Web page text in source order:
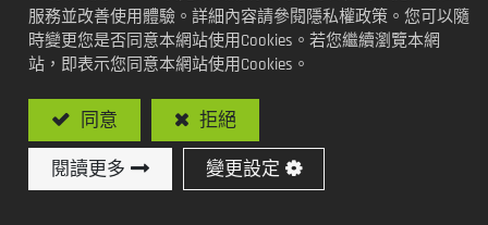
軸封鋼圈裝入及高度檢測專用機
型號: SY-PVS109 / 軸封鋼圈裝入及高度檢測專用機
服務並改善使用體驗。詳細內容請參閱隱私權政策。您可以隨
時變更您是否同意本網站使用Cookies。若您繼續瀏覽本網
站，即表示您同意本網站使用Cookies。
同意 拒絕
閱讀更多 變更設定